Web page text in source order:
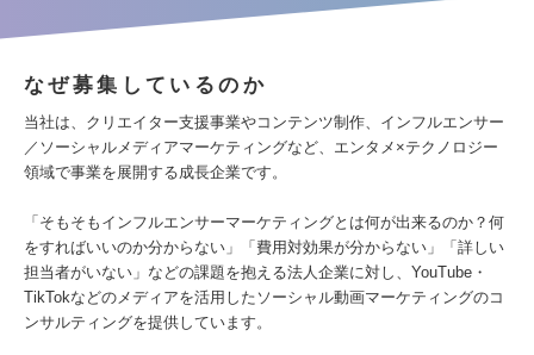
なぜ募集しているのか
当社は、クリエイター支援事業やコンテンツ制作、インフルエンサー
／ソーシャルメディアマーケティングなど、エンタメ×テクノロジー
領域で事業を展開する成長企業です。
「そもそもインフルエンサーマーケティングとは何が出来るのか？何
をすればいいのか分からない」「費用対効果が分からない」「詳しい
担当者がいない」などの課題を抱える法人企業に対し、YouTube・
TikTokなどのメディアを活用したソーシャル動画マーケティングのコ
ンサルティングを提供しています。